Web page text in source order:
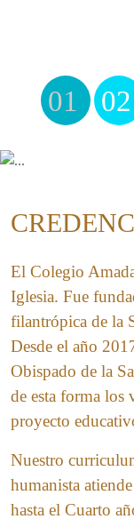
01 02
El Colegio
Iglesia. Fue
filantrópica de la
Desde el año
Obispado de la
de esta forma los
proyecto
Nuestro
humanista
hasta el Cuarto